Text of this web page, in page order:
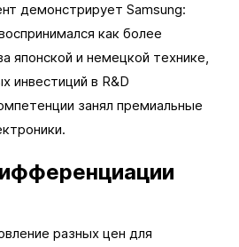
демонстрирует Samsung:
как более
японской и немецкой технике,
инвестиций в R&D
занял премиальные
разных цен для